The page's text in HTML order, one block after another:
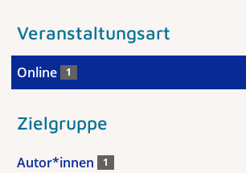
Veranstaltungsart
Online 1
Zielgruppe
Autor*innen 1